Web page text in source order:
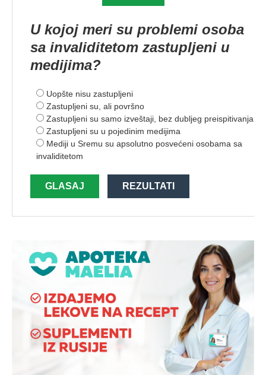
U kojoj meri su problemi osoba
sa invaliditetom zastupljeni u
medijima?
Uopšte nisu zastupljeni
Zastupljeni su, ali površno
Zastupljeni su samo izveštaji, bez dubljeg preispitivanja
Zastupljeni su u pojedinim medijima
Mediji u Sremu su apsolutno posvećeni osobama sa
invaliditetom
GLASAJ REZULTATI